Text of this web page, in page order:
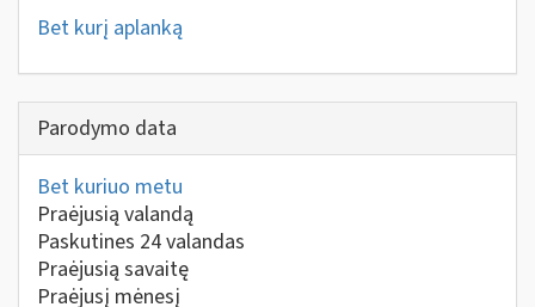
Bet kurį aplanką
Parodymo data
Bet kuriuo metu
Praėjusią valandą
Paskutines 24 valandas
Praėjusią savaitę
Praėjusį mėnesį